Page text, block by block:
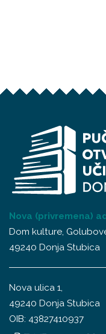
Nova (privremena)
Dom kulture,
49240 Donja Stubica
Nova ulica 1,
49240 Donja Stubica
OIB: 43827410937